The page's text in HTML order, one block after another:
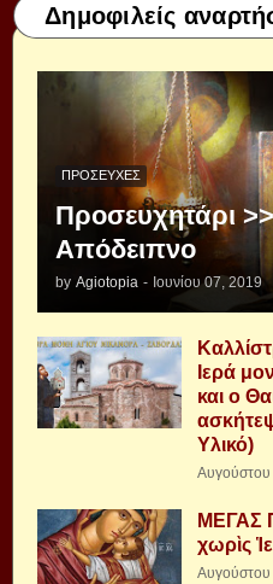
Δημοφιλείς
ΠΡΟΣΕΥΧΈΣ
Προσευχητάρι
Απόδειπνο
by Agiotopia - Ιουνίου 07, 2019
Ιερά
και ο
Υλικό)
ΜΕΓΑΣ
χωρὶς